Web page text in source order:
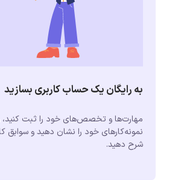
به رایگان یک حساب کاربری بسازید
مهارت‌ها و تخصص‌های خود را ثبت کنید،
نمونه‌کارهای خود را نشان دهید و سوابق
شرح دهید.